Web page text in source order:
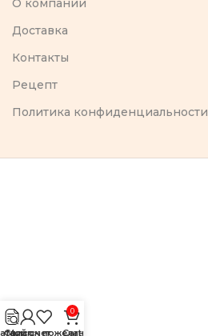
O компании
Доставка
Контакты
Рецепт
Политика конфиденциальности
Мой счет
Список пожеланий
0
Cart